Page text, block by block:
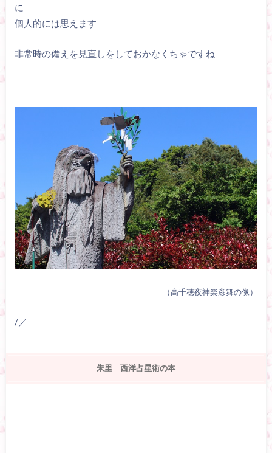
に
個人的には思えます
非常時の備えを見直しをしておかなくちゃですね
（高千穂夜神楽彦舞の像）
/／
朱里 西洋占星術の本